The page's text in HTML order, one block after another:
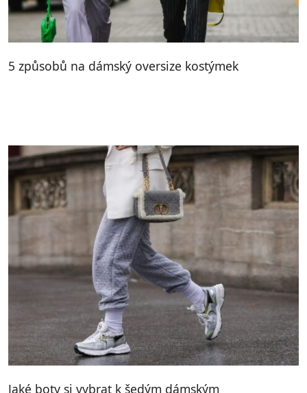
5 způsobů na dámský oversize kostýmek
Jaké boty si vybrat k šedým dámským